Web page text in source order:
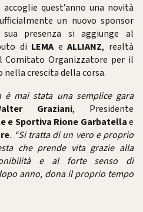
quest’anno una novità
un nuovo sponsor
presenza si aggiunge al
di LEMA eALLIANZ, realtà
Organizzatore per il
crescita della corsa.
è mai stata una semplice gara
Graziani, Presidente
e Sportiva Rione Garbatellae
. “Si tratta di un vero e proprio
che prende vita grazie alla
e al forte senso di
anno, dona il proprio tempo